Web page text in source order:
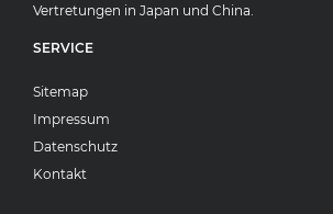
Vertretungen in Japan und China.
SERVICE
Sitemap
Impressum
Datenschutz
Kontakt